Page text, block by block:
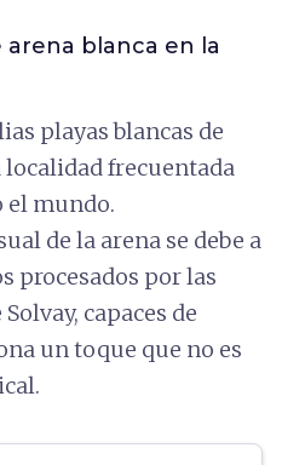
arena blanca en la
playas blancas de
localidad frecuentada
el mundo.
de la arena se debe a
procesados por las
capaces de
un toque que no es